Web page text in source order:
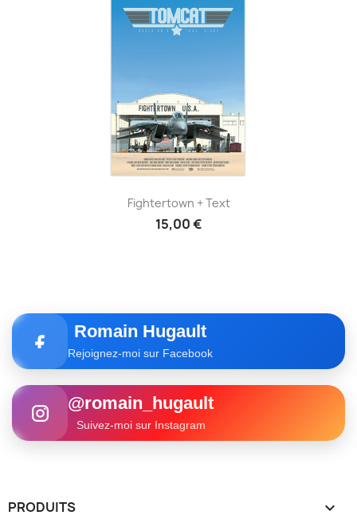
Fightertown + Text
15,00 €
Romain Hugault
Rejoignez-moi sur Facebook
@romain_hugault
Suivez-moi sur Instagram
PRODUITS 